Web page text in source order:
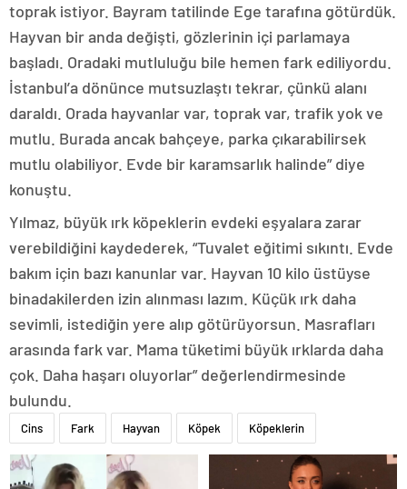
toprak istiyor. Bayram tatilinde Ege tarafına götürdük.
Hayvan bir anda değişti, gözlerinin içi parlamaya
başladı. Oradaki mutluluğu bile hemen fark ediliyordu.
İstanbul’a dönünce mutsuzlaştı tekrar, çünkü alanı
daraldı. Orada hayvanlar var, toprak var, trafik yok ve
mutlu. Burada ancak bahçeye, parka çıkarabilirsek
mutlu olabiliyor. Evde bir karamsarlık halinde” diye
konuştu.
Yılmaz, büyük ırk köpeklerin evdeki eşyalara zarar
verebildiğini kaydederek, “Tuvalet eğitimi sıkıntı. Evde
bakım için bazı kanunlar var. Hayvan 10 kilo üstüyse
binadakilerden izin alınması lazım. Küçük ırk daha
sevimli, istediğin yere alıp götürüyorsun. Masrafları
arasında fark var. Mama tüketimi büyük ırklarda daha
çok. Daha haşarı oluyorlar” değerlendirmesinde
bulundu.
Cins Fark Hayvan Köpek Köpeklerin